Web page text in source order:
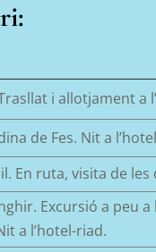
i allotjament a
de Fes. Nit a
En ruta, visita de
Excursió a peu
a l’hotel-riad.